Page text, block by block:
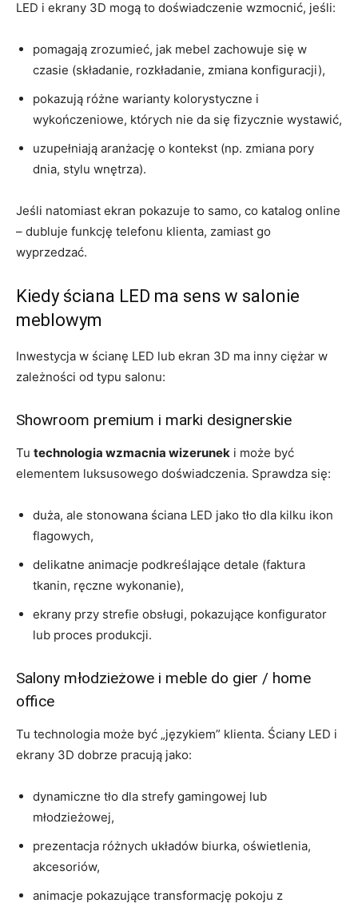
LED i ekrany 3D mogą to doświadczenie wzmocnić, jeśli:
pomagają zrozumieć, jak mebel zachowuje się w
czasie (składanie, rozkładanie, zmiana konfiguracji),
pokazują różne warianty kolorystyczne i
wykończeniowe, których nie da się fizycznie wystawić,
uzupełniają aranżację o kontekst (np. zmiana pory
dnia, stylu wnętrza).
Jeśli natomiast ekran pokazuje to samo, co katalog online
– dubluje funkcję telefonu klienta, zamiast go
wyprzedzać.
Kiedy ściana LED ma sens w salonie
meblowym
Inwestycja w ścianę LED lub ekran 3D ma inny ciężar w
zależności od typu salonu:
Showroom premium i marki designerskie
Tu technologia wzmacnia wizerunek i może być
elementem luksusowego doświadczenia. Sprawdza się:
duża, ale stonowana ściana LED jako tło dla kilku ikon
flagowych,
delikatne animacje podkreślające detale (faktura
tkanin, ręczne wykonanie),
ekrany przy strefie obsługi, pokazujące konfigurator
lub proces produkcji.
Salony młodzieżowe i meble do gier / home
office
Tu technologia może być „językiem” klienta. Ściany LED i
ekrany 3D dobrze pracują jako:
dynamiczne tło dla strefy gamingowej lub
młodzieżowej,
prezentacja różnych układów biurka, oświetlenia,
akcesoriów,
animacje pokazujące transformację pokoju z